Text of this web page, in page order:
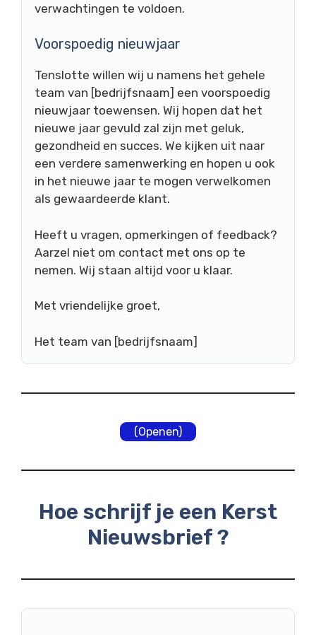
verwachtingen te voldoen.
Voorspoedig nieuwjaar
Tenslotte willen wij u namens het gehele
team van [bedrijfsnaam] een voorspoedig
nieuwjaar toewensen. Wij hopen dat het
nieuwe jaar gevuld zal zijn met geluk,
gezondheid en succes. We kijken uit naar
een verdere samenwerking en hopen u ook
in het nieuwe jaar te mogen verwelkomen
als gewaardeerde klant.
Heeft u vragen, opmerkingen of feedback?
Aarzel niet om contact met ons op te
nemen. Wij staan altijd voor u klaar.
Met vriendelijke groet,
Het team van [bedrijfsnaam]
(Openen)
Hoe schrijf je een Kerst
Nieuwsbrief ?